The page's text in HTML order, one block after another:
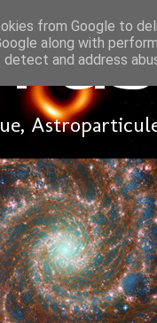
from Google to
along with
and address